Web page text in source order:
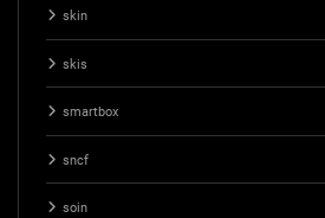
skin
skis
smartbox
sncf
soin